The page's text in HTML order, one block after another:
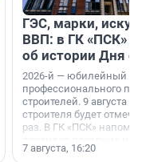
ГЭС, марки,
ВВП: в ГК «ПСК»
об истории Дня
2026-й — юбилейный
профессионального
строителей. 9 августа
строителя будет
раз. В ГК «ПСК»
поменялась роль
7 августа, 16:20